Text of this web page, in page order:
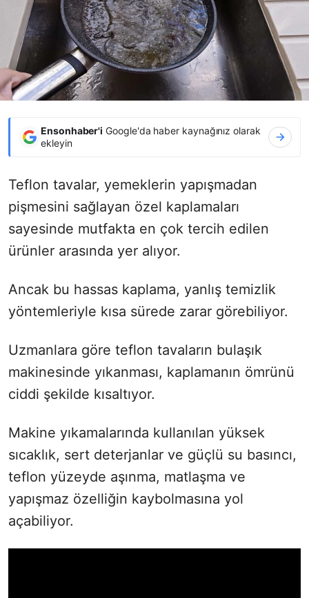
Ensonhaber'i Google'da haber kaynağınız olarak
ekleyin
Teflon tavalar, yemeklerin yapışmadan
pişmesini sağlayan özel kaplamaları
sayesinde mutfakta en çok tercih edilen
ürünler arasında yer alıyor.
Ancak bu hassas kaplama, yanlış temizlik
yöntemleriyle kısa sürede zarar görebiliyor.
Uzmanlara göre teflon tavaların bulaşık
makinesinde yıkanması, kaplamanın ömrünü
ciddi şekilde kısaltıyor.
Makine yıkamalarında kullanılan yüksek
sıcaklık, sert deterjanlar ve güçlü su basıncı,
teflon yüzeyde aşınma, matlaşma ve
yapışmaz özelliğin kaybolmasına yol
açabiliyor.